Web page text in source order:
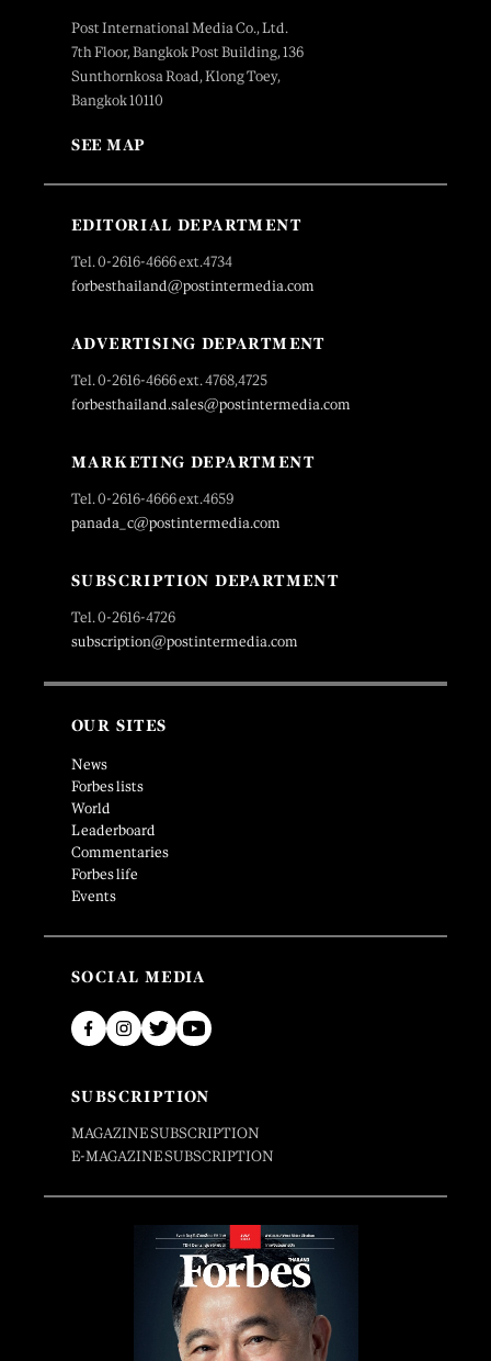
Post International Media Co., Ltd.
7th Floor, Bangkok Post Building, 136
Sunthornkosa Road, Klong Toey,
Bangkok 10110
SEE MAP
EDITORIAL DEPARTMENT
Tel. 0-2616-4666 ext.4734
forbesthailand@postintermedia.com
ADVERTISING DEPARTMENT
Tel. 0-2616-4666 ext. 4768,4725
forbesthailand.sales@postintermedia.com
MARKETING DEPARTMENT
Tel. 0-2616-4666 ext.4659
panada_c@postintermedia.com
SUBSCRIPTION DEPARTMENT
Tel. 0-2616-4726
subscription@postintermedia.com
OUR SITES
News
Forbes lists
World
Leaderboard
Commentaries
Forbes life
Events
SOCIAL MEDIA
SUBSCRIPTION
MAGAZINE SUBSCRIPTION
E-MAGAZINE SUBSCRIPTION